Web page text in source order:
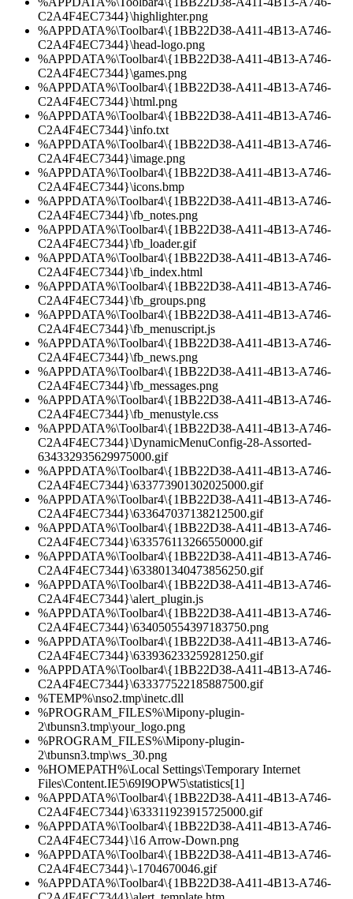
C2A4F4EC7344}\highlighter.png
%APPDATA%\Toolbar4\{1BB22D38-A411-4B13-A746-
C2A4F4EC7344}\head-logo.png
%APPDATA%\Toolbar4\{1BB22D38-A411-4B13-A746-
C2A4F4EC7344}\games.png
%APPDATA%\Toolbar4\{1BB22D38-A411-4B13-A746-
C2A4F4EC7344}\html.png
%APPDATA%\Toolbar4\{1BB22D38-A411-4B13-A746-
C2A4F4EC7344}\info.txt
%APPDATA%\Toolbar4\{1BB22D38-A411-4B13-A746-
C2A4F4EC7344}\image.png
%APPDATA%\Toolbar4\{1BB22D38-A411-4B13-A746-
C2A4F4EC7344}\icons.bmp
%APPDATA%\Toolbar4\{1BB22D38-A411-4B13-A746-
C2A4F4EC7344}\fb_notes.png
%APPDATA%\Toolbar4\{1BB22D38-A411-4B13-A746-
C2A4F4EC7344}\fb_loader.gif
%APPDATA%\Toolbar4\{1BB22D38-A411-4B13-A746-
C2A4F4EC7344}\fb_index.html
%APPDATA%\Toolbar4\{1BB22D38-A411-4B13-A746-
C2A4F4EC7344}\fb_groups.png
%APPDATA%\Toolbar4\{1BB22D38-A411-4B13-A746-
C2A4F4EC7344}\fb_menuscript.js
%APPDATA%\Toolbar4\{1BB22D38-A411-4B13-A746-
C2A4F4EC7344}\fb_news.png
%APPDATA%\Toolbar4\{1BB22D38-A411-4B13-A746-
C2A4F4EC7344}\fb_messages.png
%APPDATA%\Toolbar4\{1BB22D38-A411-4B13-A746-
C2A4F4EC7344}\fb_menustyle.css
%APPDATA%\Toolbar4\{1BB22D38-A411-4B13-A746-
C2A4F4EC7344}\DynamicMenuConfig-28-Assorted-
634332935629975000.gif
%APPDATA%\Toolbar4\{1BB22D38-A411-4B13-A746-
C2A4F4EC7344}\633773901302025000.gif
%APPDATA%\Toolbar4\{1BB22D38-A411-4B13-A746-
C2A4F4EC7344}\633647037138212500.gif
%APPDATA%\Toolbar4\{1BB22D38-A411-4B13-A746-
C2A4F4EC7344}\633576113266550000.gif
%APPDATA%\Toolbar4\{1BB22D38-A411-4B13-A746-
C2A4F4EC7344}\633801340473856250.gif
%APPDATA%\Toolbar4\{1BB22D38-A411-4B13-A746-
C2A4F4EC7344}\alert_plugin.js
%APPDATA%\Toolbar4\{1BB22D38-A411-4B13-A746-
C2A4F4EC7344}\634050554397183750.png
%APPDATA%\Toolbar4\{1BB22D38-A411-4B13-A746-
C2A4F4EC7344}\633936233259281250.gif
%APPDATA%\Toolbar4\{1BB22D38-A411-4B13-A746-
C2A4F4EC7344}\633377522185887500.gif
%TEMP%\nso2.tmp\inetc.dll
%PROGRAM_FILES%\Mipony-plugin-
2\tbunsn3.tmp\your_logo.png
%PROGRAM_FILES%\Mipony-plugin-
2\tbunsn3.tmp\ws_30.png
%HOMEPATH%\Local Settings\Temporary Internet
Files\Content.IE5\69I9OPW5\statistics[1]
%APPDATA%\Toolbar4\{1BB22D38-A411-4B13-A746-
C2A4F4EC7344}\633311923915725000.gif
%APPDATA%\Toolbar4\{1BB22D38-A411-4B13-A746-
C2A4F4EC7344}\16 Arrow-Down.png
%APPDATA%\Toolbar4\{1BB22D38-A411-4B13-A746-
C2A4F4EC7344}\-1704670046.gif
%APPDATA%\Toolbar4\{1BB22D38-A411-4B13-A746-